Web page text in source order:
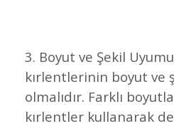
3. Boyut ve Şekil
kırlentlerinin boyut ve
olmalıdır. Farklı
kırlentler kullanarak